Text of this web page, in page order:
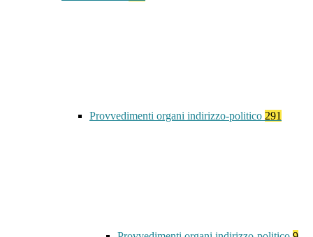
Provvedimenti organi indirizzo-politico 291